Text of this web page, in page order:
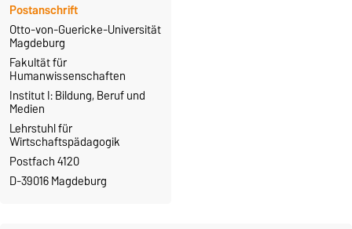
Postanschrift
Otto-von-Guericke-Universität
Magdeburg
Fakultät für
Humanwissenschaften
Institut I: Bildung, Beruf und
Medien
Lehrstuhl für
Wirtschaftspädagogik
Postfach 4120
D-39016 Magdeburg